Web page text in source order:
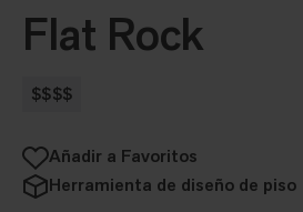
Flat Rock
$$$$
Añadir a Favoritos
Herramienta de diseño de piso